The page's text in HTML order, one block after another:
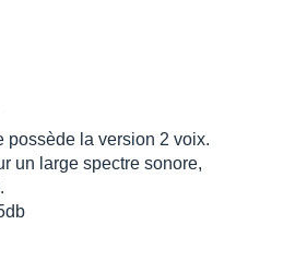
possède la version 2 voix.
un large spectre sonore,